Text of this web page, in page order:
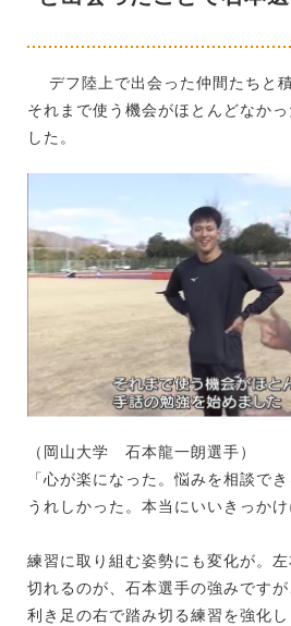
デフ陸上で出会った仲間たちと積
それまで使う機会がほとんどなか
した。
（岡山大学 石本龍一朗選手）
「心が楽になった。悩みを相談で
うれしかった。本当にいいきっかけ
練習に取り組む姿勢にも変化が。
切れるのが、石本選手の強みですが
利き足の右で踏み切る練習を強化し